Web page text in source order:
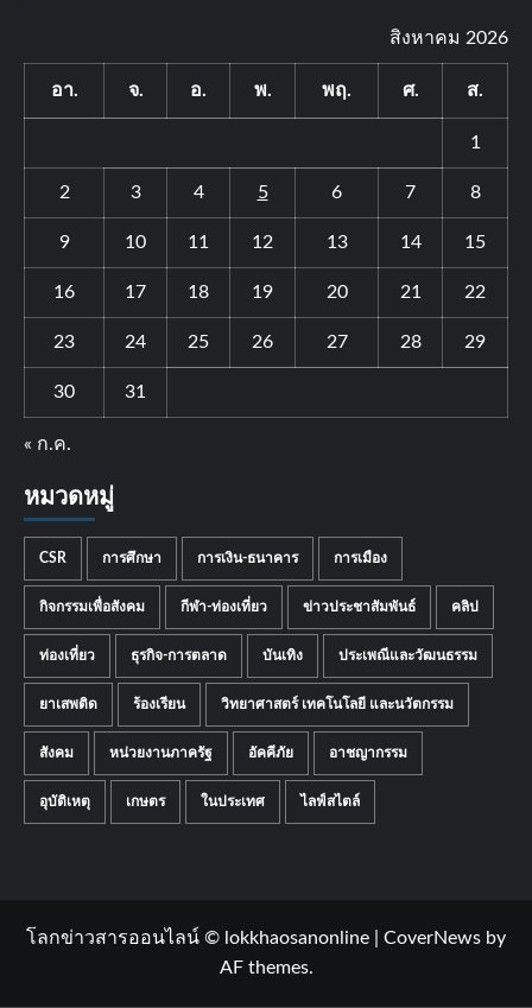
สิงหาคม 2026
อา. จ. อ. พ. พฤ. ศ. ส.
1
2 3 4 5 6 7 8
9 10 11 12 13 14 15
16 17 18 19 20 21 22
23 24 25 26 27 28 29
30 31
« ก.ค.
หมวดหมู่
CSR การศึกษา การเงิน-ธนาคาร การเมือง
กิจกรรมเพื่อสังคม กีฬา-ท่องเที่ยว ข่าวประชาสัมพันธ์ คลิป
ท่องเที่ยว ธุรกิจ-การตลาด บันเทิง ประเพณีและวัฒนธรรม
ยาเสพติด ร้องเรียน วิทยาศาสตร์ เทคโนโลยี และนวัตกรรม
สังคม หน่วยงานภาครัฐ อัคคีภัย อาชญากรรม
อุบัติเหตุ เกษตร ในประเทศ ไลฟ์สไตล์
โลกข่าวสารออนไลน์ © lokkhaosanonline CoverNews by
AF themes.